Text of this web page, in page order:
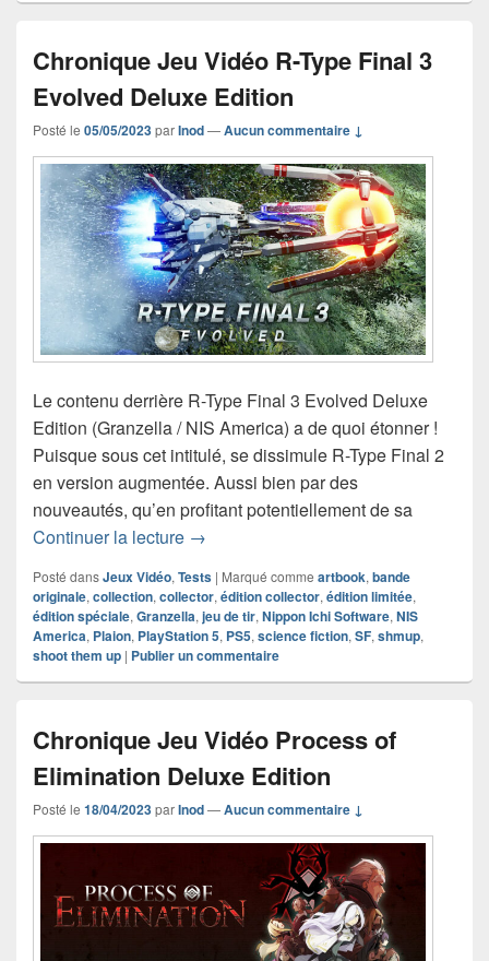
Chronique Jeu Vidéo R-Type Final 3
Evolved Deluxe Edition
Posté le 05/05/2023parInod—Aucun commentaire ↓
Le contenu derrière R-Type Final 3 Evolved Deluxe
Edition (Granzella / NIS America) a de quoi étonner !
Puisque sous cet intitulé, se dissimule R-Type Final 2
en version augmentée. Aussi bien par des
nouveautés, qu’en profitant potentiellement de sa
Continuer la lecture Chronique Jeu Vidéo R-Type Final 3
→
Posté dansJeux Vidéo, Tests | Marqué comme artbook, bande
originale, collection, collector, édition collector, édition limitée,
édition spéciale, Granzella, jeu de tir, Nippon Ichi Software, NIS
America, Plaion, PlayStation 5, PS5, science fiction, SF, shmup,
shoot them up | Publier un commentaire
Chronique Jeu Vidéo Process of
Elimination Deluxe Edition
Posté le 18/04/2023parInod—Aucun commentaire ↓